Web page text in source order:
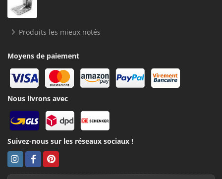
Produits les mieux notés
Moyens de paiement
Nous livrons avec
Suivez-nous sur les réseaux sociaux !